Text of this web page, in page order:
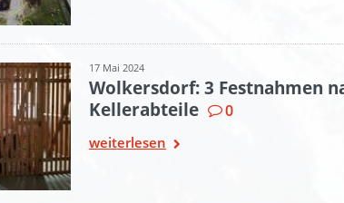
17 Mai 2024
Wolkersdorf: 3 Festnahmen
Kellerabteile
0
weiterlesen